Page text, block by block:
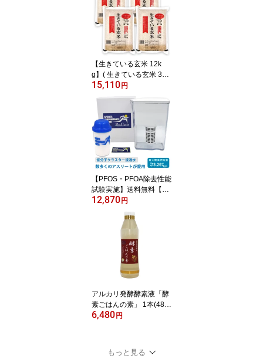
【 ケイ素の力 ケイ素 国
産 サプリメント シリカ
水 ケイソ 水 珪素 原液 sil
ica water keiso no chikar
a サプリ】
【生きている玄米 12k
g】( 生きている玄米 3kg
× 4) 令和6年産 玄米 コシ
産 有機栽培 天日干し 自
然乾燥 無農薬 無化学肥
料 農薬不使用 有機 無添
加 炊飯器 発芽玄米 酵素
玄米 寝かせ玄米
15,110 円
【PFOS・PFOA除去性能
試験実施】送料無料【公
式ショップ】スポーツパ
フォーマンスウォーター
Re.Cera（リセラ）浄水
ポット カートリッジ付き
低分子クラスター浸透水
浄水器 ポット型浄水器 P
FAS対策 飲みやすい水 ア
スリート 活性炭
12,870 円
アルカリ発酵酵素液「酵
素ごはんの素」 1本(480
ml) 無添加 酵素玄米 酵素
玄米 白米 にも 無農薬 化
学肥料 不使用
6,480 円
もっと見る